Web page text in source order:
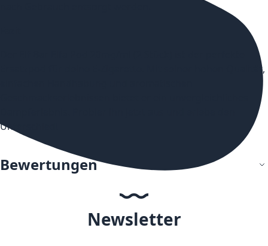
Ersatzpod für deine E-Zigarette. Mit seiner hohen Qualität,
Unterschied!
Bewertungen
Newsletter